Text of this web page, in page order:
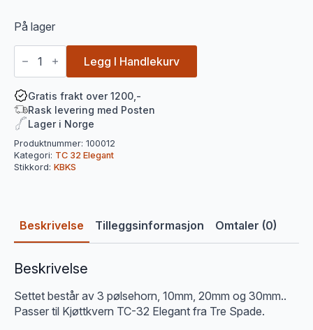
På lager
Pølsehorn
pkn.
-
20mm
-
30mm
til
32
Elegant
fra
Legg I Handlekurv
Gratis frakt over 1200,-
Rask levering med Posten
Lager i Norge
Produktnummer: 100012
Kategori: TC 32 Elegant
Stikkord: KBKS
Beskrivelse Tilleggsinformasjon Omtaler (0)
Beskrivelse
Settet består av 3 pølsehorn, 10mm, 20mm og 30mm..
Passer til Kjøttkvern TC-32 Elegant fra Tre Spade.